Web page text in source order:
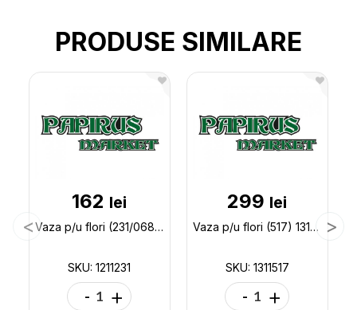
PRODUSE SIMILARE
162 lei
Vaza p/u flori (231/068) 1211231
SKU: 1211231
- +
299 lei
Vaza p/u flori (517) 1311517
SKU: 1311517
- +